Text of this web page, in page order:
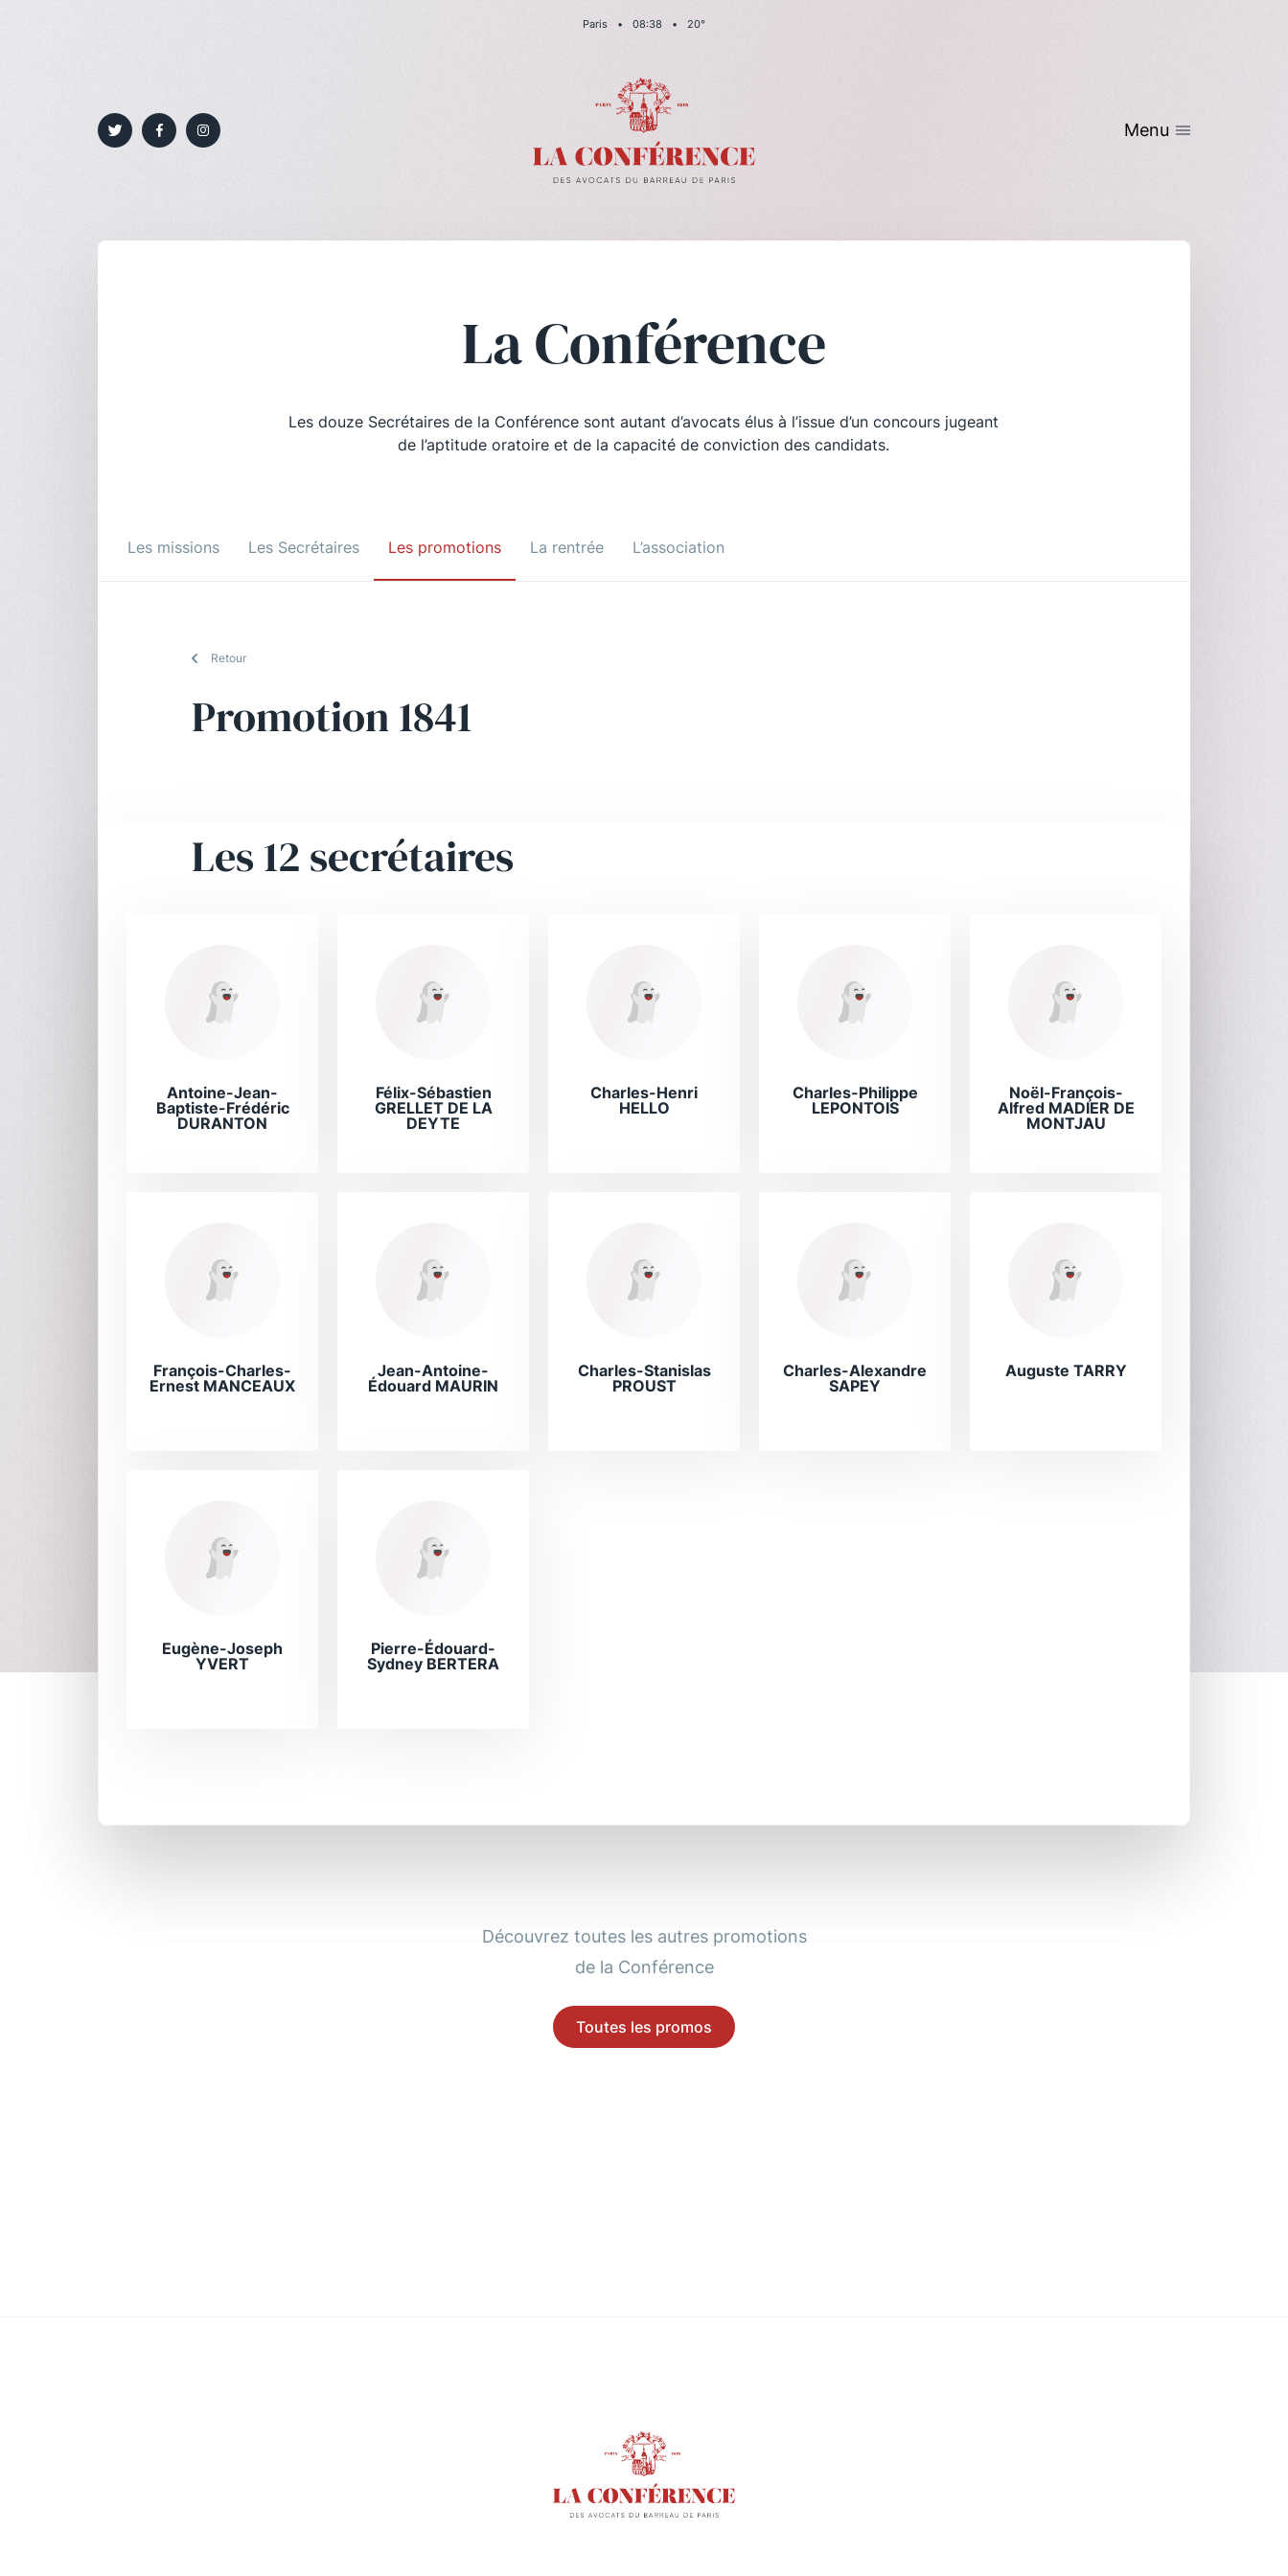
Paris • 08:38 • 20°
Menu
La Conférence
Les douze Secrétaires de la Conférence sont autant d’avocats élus à l’issue d’un concours jugeant
de l’aptitude oratoire et de la capacité de conviction des candidats.
Les missions Les Secrétaires Les promotions La rentrée L’association
Retour
Promotion 1841
Les 12 secrétaires
Antoine-Jean-
Baptiste-Frédéric
DURANTON
Félix-Sébastien
GRELLET DE LA
DEYTE
Charles-Henri
HELLO
Charles-Philippe
LEPONTOIS
Noël-François-
Alfred MADIER DE
MONTJAU
François-Charles-
Ernest MANCEAUX
Jean-Antoine-
Édouard MAURIN
Charles-Stanislas
PROUST
Charles-Alexandre
SAPEY
Auguste TARRY
Eugène-Joseph
YVERT
Pierre-Édouard-
Sydney BERTERA
Découvrez toutes les autres promotions
de la Conférence
Toutes les promos